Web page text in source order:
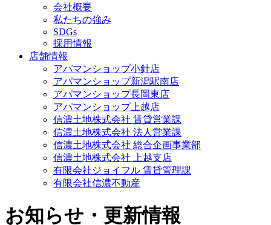
会社概要
私たちの強み
SDGs
採用情報
店舗情報
アパマンショップ小針店
アパマンショップ新潟駅南店
アパマンショップ長岡東店
アパマンショップ上越店
信濃土地株式会社 賃貸営業課
信濃土地株式会社 法人営業課
信濃土地株式会社 総合企画事業部
信濃土地株式会社 上越支店
有限会社ジョイフル 賃貸管理課
有限会社信濃不動産
お知らせ・更新情報